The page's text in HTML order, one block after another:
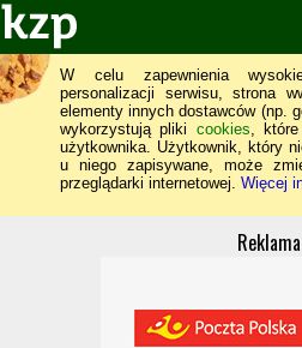
W celu zapewnienia
personalizacji serwisu, strona
elementy innych dostawców (np.
wykorzystują pliki cookies,
użytkownika. Użytkownik, który
u niego zapisywane, może
przeglądarki internetowej. Więcej
Reklama